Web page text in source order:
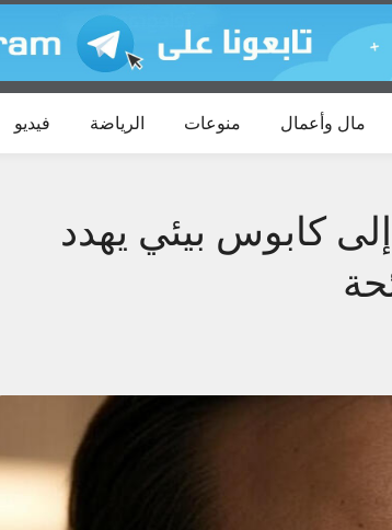
مال وأعمال منوعات الرياضة فيديو
كابوس بيئي يهدد